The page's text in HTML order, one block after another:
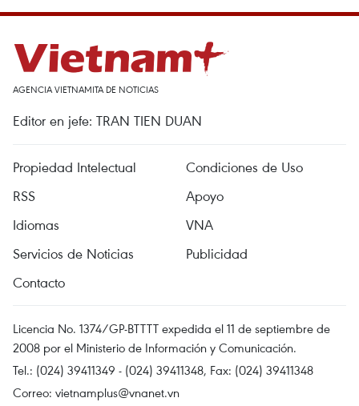
AGENCIA VIETNAMITA DE NOTICIAS
Editor en jefe: TRAN TIEN DUAN
Propiedad Intelectual
Condiciones de Uso
RSS
Apoyo
Idiomas
VNA
Servicios de Noticias
Publicidad
Contacto
Licencia No. 1374/GP-BTTTT expedida el 11 de septiembre de
2008 por el Ministerio de Información y Comunicación.
Tel.: (024) 39411349 - (024) 39411348, Fax: (024) 39411348
Correo: vietnamplus@vnanet.vn